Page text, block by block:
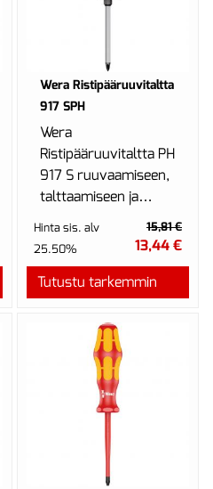
Wera Ristipääruuvitaltta
917 SPH
Wera
Ristipääruuvitaltta PH
917 S ruuvaamiseen,
talttaamiseen ja
tiukasti kiinni olevien
ruuvien
Kraftfor...
Hinta sis. alv
25.50%
15,81 €
13,44 €
Tutustu tarkemmin